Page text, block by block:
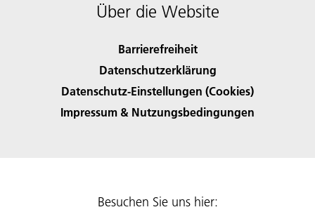
Über die Website
Barrierefreiheit
Datenschutzerklärung
Datenschutz-Einstellungen (Cookies)
Impressum & Nutzungsbedingungen
Besuchen Sie uns hier: